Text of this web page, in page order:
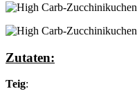
Zutaten:
Teig: